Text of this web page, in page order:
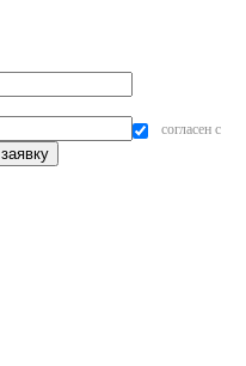
согласен с